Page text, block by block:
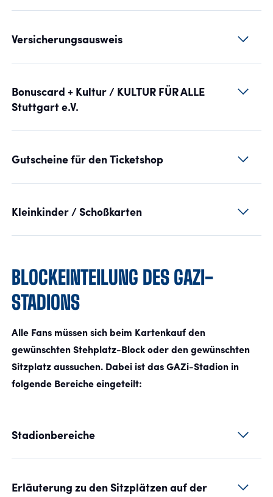
Versicherungsausweis
Bonuscard + Kultur / KULTUR FÜR ALLE
Stuttgart e.V.
Gutscheine für den Ticketshop
Kleinkinder / Schoßkarten
BLOCKEINTEILUNG DES GAZI-
STADIONS
Alle Fans müssen sich beim Kartenkauf den
gewünschten Stehplatz-Block oder den gewünschten
Sitzplatz aussuchen. Dabei ist das GAZi-Stadion in
folgende Bereiche eingeteilt:
Stadionbereiche
Erläuterung zu den Sitzplätzen auf der